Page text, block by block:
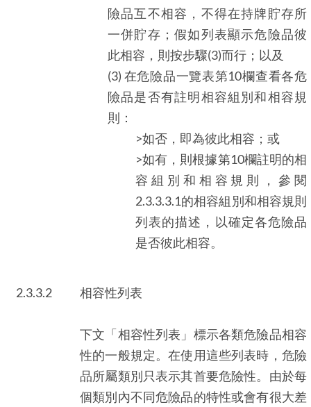
險品互不相容，不得在持牌貯存所
一併貯存；假如列表顯示危險品彼
此相容，則按步驟(3)而行；以及
(3) 在危險品一覽表第10欄查看各危
險品是否有註明相容組別和相容規
則：
>如否，即為彼此相容；或
>如有，則根據第10欄註明的相
容組別和相容規則，參閱
2.3.3.3.1的相容組別和相容規則
列表的描述，以確定各危險品
是否彼此相容。
2.3.3.2 相容性列表
下文「相容性列表」標示各類危險品相容
性的一般規定。在使用這些列表時，危險
品所屬類別只表示其首要危險性。由於每
個類別內不同危險品的特性或會有很大差